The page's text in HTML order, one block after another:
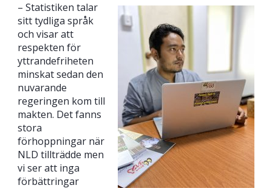
– Statistiken talar
sitt tydliga språk
och visar att
respekten för
yttrandefriheten
minskat sedan den
nuvarande
regeringen kom till
makten. Det fanns
stora
förhoppningar när
NLD tillträdde men
vi ser att inga
förbättringar